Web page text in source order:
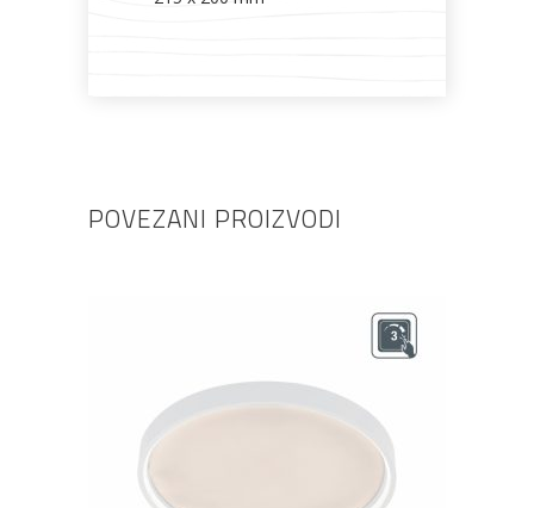
POVEZANI PROIZVODI